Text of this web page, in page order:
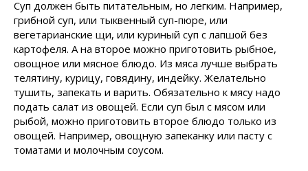
Суп должен быть питательным, но легким. Например,
грибной суп, или тыквенный суп-пюре, или
вегетарианские щи, или куриный суп с лапшой без
картофеля. А на второе можно приготовить рыбное,
овощное или мясное блюдо. Из мяса лучше выбрать
телятину, курицу, говядину, индейку. Желательно
тушить, запекать и варить. Обязательно к мясу надо
подать салат из овощей. Если суп был с мясом или
рыбой, можно приготовить второе блюдо только из
овощей. Например, овощную запеканку или пасту с
томатами и молочным соусом.